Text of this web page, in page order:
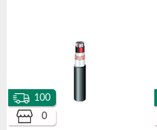
100
0